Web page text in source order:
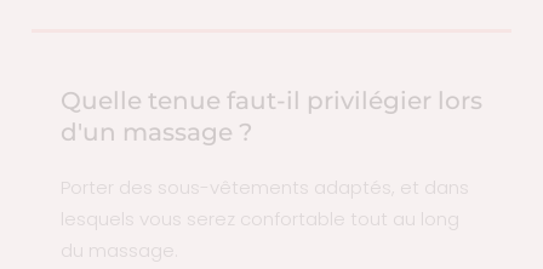
Quelle tenue faut-il privilégier lors
d'un massage ?
Porter des sous-vêtements adaptés, et dans
lesquels vous serez confortable tout au long
du massage.